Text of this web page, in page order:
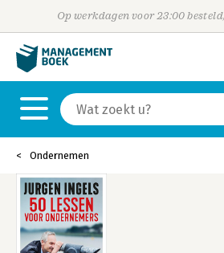
Op werkdagen voor 23:00
Ondernemen